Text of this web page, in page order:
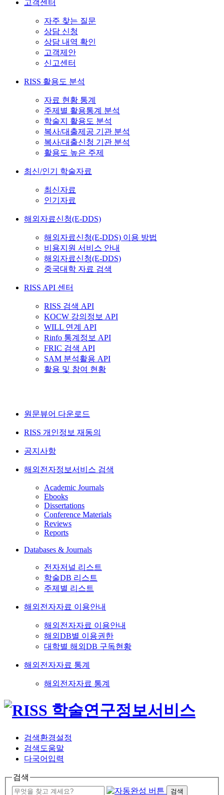
고객센터
자주 찾는 질문
상담 신청
상담 내역 확인
고객제안
신고센터
RISS 활용도 분석
자료 현황 통계
주제별 활용통계 분석
학술지 활용도 분석
복사/대출제공 기관 분석
복사/대출신청 기관 분석
활용도 높은 주제
최신/인기 학술자료
최신자료
인기자료
해외자료신청(E-DDS)
해외자료신청(E-DDS) 이용 방법
비용지원 서비스 안내
해외자료신청(E-DDS)
중국대학 자료 검색
RISS API 센터
RISS 검색 API
KOCW 강의정보 API
WILL 연계 API
Rinfo 통계정보 API
FRIC 검색 API
SAM 분석활용 API
활용 및 참여 현황
원문뷰어 다운로드
RISS 개인정보 재동의
공지사항
해외전자정보서비스 검색
Academic Journals
Ebooks
Dissertations
Conference Materials
Reviews
Reports
Databases & Journals
전자저널 리스트
학술DB 리스트
주제별 리스트
해외전자자료 이용안내
해외전자자료 이용안내
해외DB별 이용권한
대학별 해외DB 구독현황
해외전자자료 통계
해외전자자료 통계
검색환경설정
검색도움말
다국어입력
검색
검색